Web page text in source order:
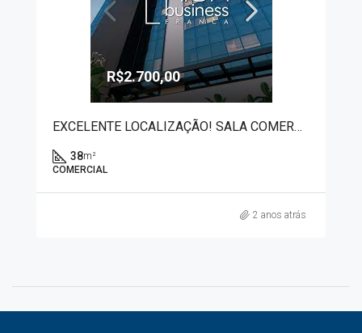
R$2.700,00
EXCELENTE LOCALIZAÇÃO! SALA COMERCIAL HIGH BUSINES 6103
38m²
COMERCIAL
2 anos atrás